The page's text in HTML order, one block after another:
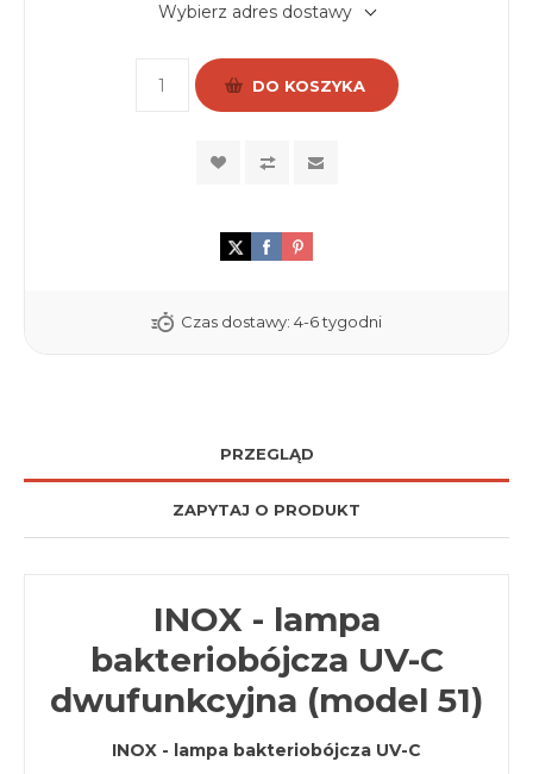
Wybierz adres dostawy
DO KOSZYKA
Czas dostawy: 4-6 tygodni
PRZEGLĄD
ZAPYTAJ O PRODUKT
INOX - lampa
bakteriobójcza UV-C
dwufunkcyjna (model 51)
INOX - lampa bakteriobójcza UV-C